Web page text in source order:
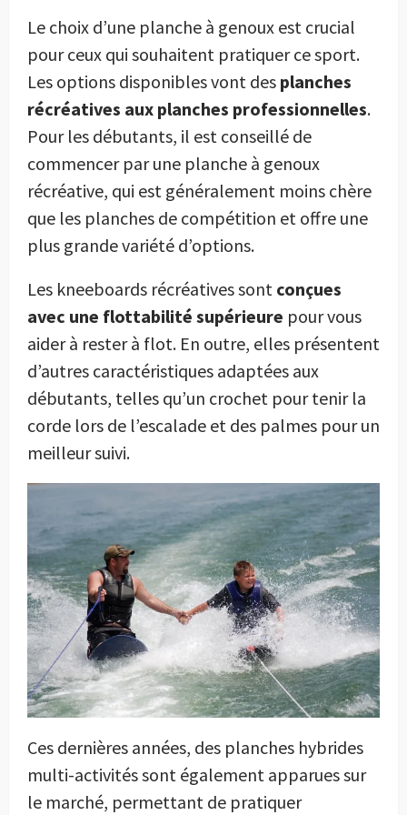
Le choix d’une planche à genoux est crucial
pour ceux qui souhaitent pratiquer ce sport.
Les options disponibles vont des planches
récréatives aux planches professionnelles.
Pour les débutants, il est conseillé de
commencer par une planche à genoux
récréative, qui est généralement moins chère
que les planches de compétition et offre une
plus grande variété d’options.
Les kneeboards récréatives sont conçues
avec une flottabilité supérieure pour vous
aider à rester à flot. En outre, elles présentent
d’autres caractéristiques adaptées aux
débutants, telles qu’un crochet pour tenir la
corde lors de l’escalade et des palmes pour un
meilleur suivi.
Ces dernières années, des planches hybrides
multi-activités sont également apparues sur
le marché, permettant de pratiquer